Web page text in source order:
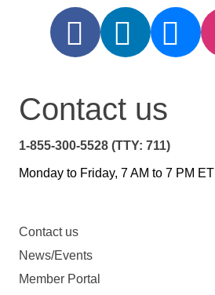
Contact us
1-855-300-5528 (TTY: 711)
Monday to Friday, 7 AM to 7 PM ET
Contact us
News/Events
Member Portal